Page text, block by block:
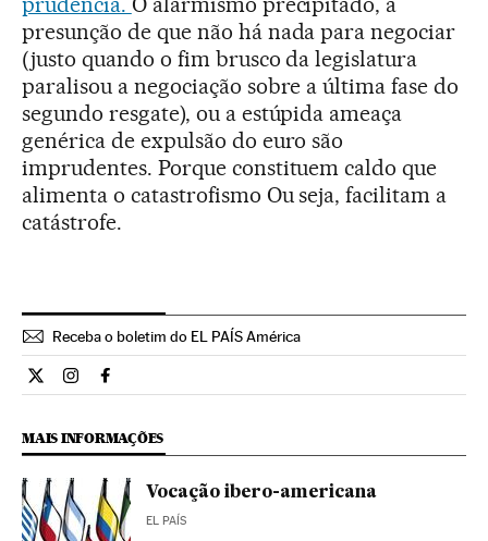
presunção de que não há nada para negociar
(justo quando o fim brusco da legislatura
paralisou a negociação sobre a última fase do
segundo resgate), ou a estúpida ameaça
genérica de expulsão do euro são
imprudentes. Porque constituem caldo que
alimenta o catastrofismo Ou seja, facilitam a
catástrofe.
Receba o boletim do EL PAÍS América
Opiniao El País Brasil en Twitter
Opiniao El País Brasil en Instagram
Opiniao El País Brasil en Facebook
MAIS INFORMAÇÕES
Vocação ibero-americana
EL PAÍS